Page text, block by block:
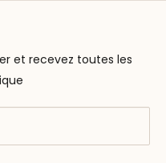
et recevez toutes les